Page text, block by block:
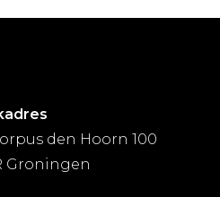
den Hoorn 100
Groningen